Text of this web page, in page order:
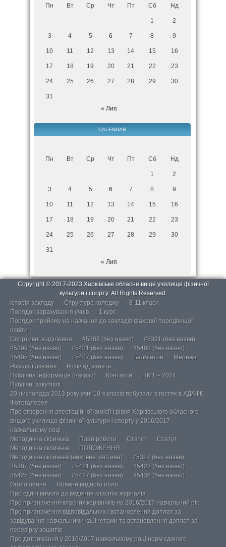
Пн Вт Ср Чт Пт Сб Нд
1 2
3 4 5 6 7 8 9
10 11 12 13 14 15 16
17 18 19 20 21 22 23
24 25 26 27 28 29 30
31
« Лип
CALENDAR
Пн Вт Ср Чт Пт Сб Нд
1 2
3 4 5 6 7 8 9
10 11 12 13 14 15 16
17 18 19 20 21 22 23
24 25 26 27 28 29 30
31
« Лип
Copyright © 2017-2023 Харківське обласне вище училище фізичної
культури і спорту. All Rights Reserved.
Історія закладу
Структура коледжу
8-11 класи
Порядок зарахування учнів
1 курс
Порядок прийому на навчання до закладів фахової передвищої
освіти
Спортивні відділення
#5389 (без назви)
#5391 (без назви)
#5399 (без назви)
#5401 (без назви)
#5403 (без назви)
#5405 (без назви)
#5407 (без назви) Бадмінтон
Мережа
Розклад дзвінків
Розклад занять
Публічна інформація (накази)
Контакти
НМТ – 2024
Публічні закупівлі
20 листопада 2013 року учні 10-х класів побували в гостях в ХДАФК.
Фотогалерея
Про створення атестаційної комісії І рівня Харківського обласного
вищого училища фізичної культури і спорту у 2016/2017
навчальному році
Методична скринька
План роботи Статут
Статут
Методична скринька
ПОЛОЖЕННЯ
Методична скринька (виховна частина)
#5327 (без назви)
#5387 (без назви)
#5421 (без назви)
#5423 (без назви)
#5425 (без назви)
#5427 (без назви)
#5436 (без назви)
Оголошення
Новини водного поло
Про єдині вимоги до ведення класних журналів
Про призначення класних керівників на 2016/2017 навчальний рік
Про призначення відповідальних і встановлення доплат за
завідування навчальними кабінетами та встановлення доплат за
перевірку зошитів
Про дотримання у 2016/2017 навчальному році норм єдиного